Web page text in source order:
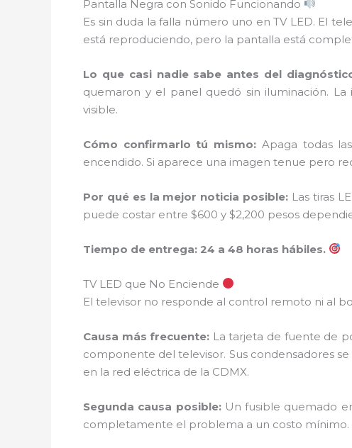
Pantalla Negra con Sonido Funcionando
Es sin duda la falla número uno en TV LED. El
está reproduciendo, pero la pantalla está
Lo que casi nadie sabe antes del
quemaron y el panel quedó sin iluminación.
visible.
Cómo confirmarlo tú mismo: Apaga todas
encendido. Si aparece una imagen tenue pero
Por qué es la mejor noticia posible: Las tiras
puede costar entre $600 y $2,200 pesos
Tiempo de entrega: 24 a 48 horas hábiles.
TV LED que No Enciende
El televisor no responde al control remoto ni al
Causa más frecuente: La tarjeta de fuente de
componente del televisor. Sus condensadores
en la red eléctrica de la CDMX.
Segunda causa posible:Un fusible quemado
completamente el problema a un costo mínimo.